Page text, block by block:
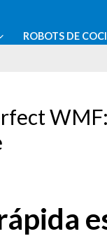
ROBOTS DE